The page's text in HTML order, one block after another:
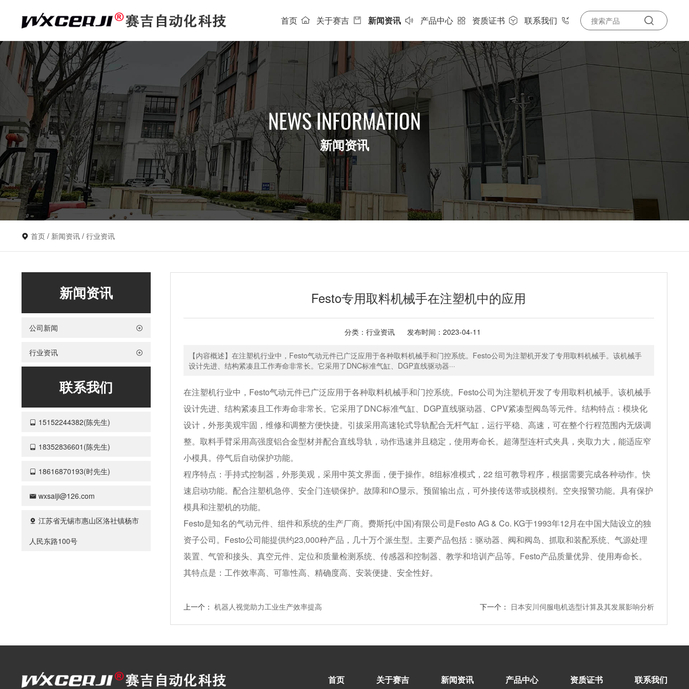
首页 关于赛吉 新闻资讯 产品中心 资质证书 联系我们
NEWS INFORMATION
新闻资讯
首页 / 新闻资讯 / 行业资讯
新闻资讯
公司新闻
行业资讯
联系我们
15152244382(陈先生)
18352836601(陈先生)
18616870193(时先生)
wxsaiji@126.com
江苏省无锡市惠山区洛社镇杨市
人民东路100号
Festo专用取料机械手在注塑机中的应用
分类：行业资讯 发布时间：2023-04-11
【内容概述】在注塑机行业中，Festo气动元件已广泛应用于各种取料机械手和门控系统。Festo公司为注塑机开发了专用取料机械手。该机械手
设计先进、结构紧凑且工作寿命非常长。它采用了DNC标准气缸、DGP直线驱动器···
在注塑机行业中，Festo气动元件已广泛应用于各种取料机械手和门控系统。Festo公司为注塑机开发了专用取料机械手。该机械手
设计先进、结构紧凑且工作寿命非常长。它采用了DNC标准气缸、DGP直线驱动器、CPV紧凑型阀岛等元件。结构特点：模块化
设计，外形美观牢固，维修和调整方便快捷。引拔采用高速轮式导轨配合无杆气缸，运行平稳、高速，可在整个行程范围内无级调
整。取料手臂采用高强度铝合金型材并配合直线导轨，动作迅速并且稳定，使用寿命长。超薄型连杆式夹具，夹取力大，能适应窄
小模具。停气后自动保护功能。
程序特点：手持式控制器，外形美观，采用中英文界面，便于操作。8组标准模式，22 组可教导程序，根据需要完成各种动作。快
速启动功能。配合注塑机急停、安全门连锁保护。故障和I\O显示。预留输出点，可外接传送带或脱模剂。空夹报警功能。具有保护
模具和注塑机的功能。
Festo是知名的气动元件、组件和系统的生产厂商。费斯托(中国)有限公司是Festo AG & Co. KG于1993年12月在中国大陆设立的独
资子公司。Festo公司能提供约23,000种产品，几十万个派生型。主要产品包括：驱动器、阀和阀岛、抓取和装配系统、气源处理
装置、气管和接头、真空元件、定位和质量检测系统、传感器和控制器、教学和培训产品等。Festo产品质量优异、使用寿命长。
其特点是：工作效率高、可靠性高、精确度高、安装便捷、安全性好。
上一个： 机器人视觉助力工业生产效率提高 下一个： 日本安川伺服电机选型计算及其发展影响分析
首页 关于赛吉 新闻资讯 产品中心 资质证书 联系我们